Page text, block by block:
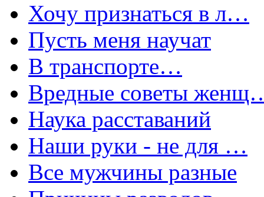
Хочу признаться в л…
Пусть меня научат
В транспорте…
Вредные советы
Наука расставаний
Наши руки - не для …
Все мужчины разные